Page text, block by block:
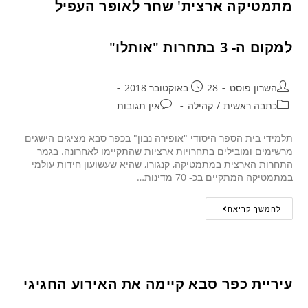
מתמטיקה ארצית' שחר לאופר העפיל
למקום ה- 3 בתחרות "אותלו"
השרון פוסט
28 באוקטובר 2018
כתבה ראשית / קהילה אין תגובות
תלמידי בית הספר היסודי "אופירה נבון" בכפר סבא מציגים הישגים
מרשימים ומובילים בתחרויות ארציות שהתקיימו לאחרונה. בגמר
התחרות הארצית במתמטיקה, קנגורו, שהיא שעשועון חידות עולמי
במתמטיקה המתקיים בכ- 70 מדינות…
להמשך קריאה
עיריית כפר סבא קיימה את האירוע החגיגי